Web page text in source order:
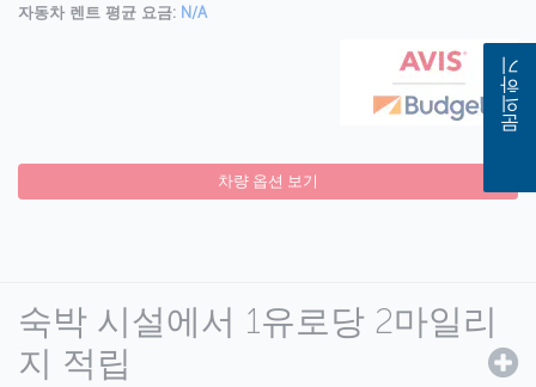
자동차 렌트 평균 요금: N/A
차량 옵션 보기
숙박 시설에서 1유로당 2마일리
지 적립
문의하기